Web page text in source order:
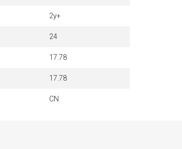
2y+
24
17.78
17.78
CN